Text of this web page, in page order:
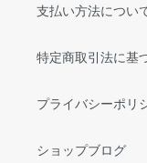
支払い方法につい
特定商取引法に基
プライバシーポリ
ショップブログ